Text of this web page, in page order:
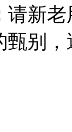
请新老
甄别